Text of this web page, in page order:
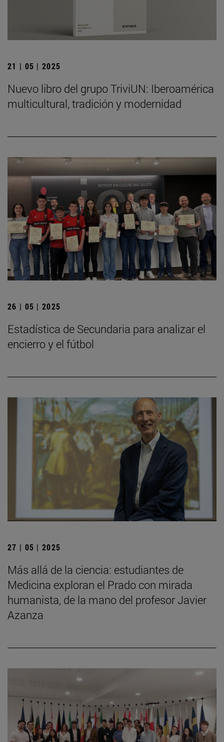
21 | 05 | 2025
Nuevo libro del grupo TriviUN: Iberoamérica
multicultural, tradición y modernidad
26 | 05 | 2025
Estadística de Secundaria para analizar el
encierro y el fútbol
27 | 05 | 2025
Más allá de la ciencia: estudiantes de
Medicina exploran el Prado con mirada
humanista, de la mano del profesor Javier
Azanza